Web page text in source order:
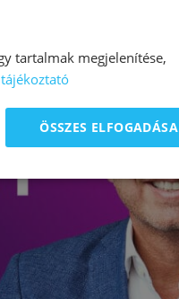
tartalmak megjelenítése,
ÖSSZES ELFOGADÁSA